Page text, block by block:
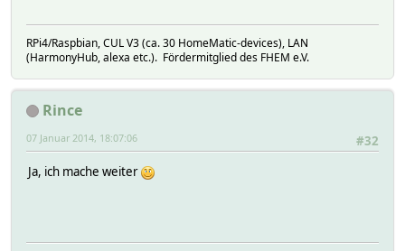
RPi4/Raspbian, CUL V3 (ca. 30 HomeMatic-devices), LAN
(HarmonyHub, alexa etc.). Fördermitglied des FHEM e.V.
Rince
#32
07 Januar 2014, 18:07:06
Ja, ich mache weiter